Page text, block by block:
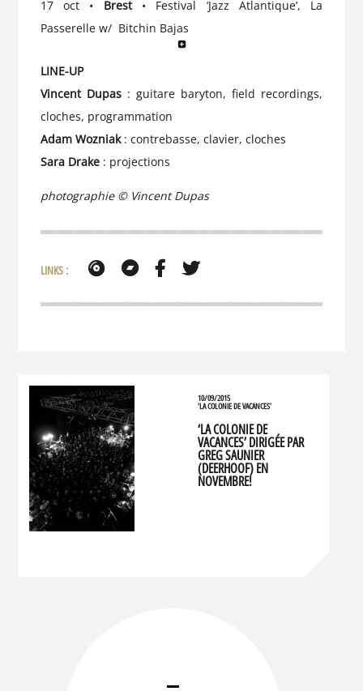
17 oct • Brest• Festival ‘Jazz Atlantique’, La
Passerelle w/ Bitchin Bajas
LINE-UP
Vincent Dupas: guitare baryton, field recordings,
cloches, programmation
Adam Wozniak: contrebasse, clavier, cloches
Sara Drake: projections
photographie © Vincent Dupas
LINKS :
10/09/2015
‘LA COLONIE DE VACANCES’
‘LA COLONIE DE
VACANCES’ DIRIGÉE PAR
GREG SAUNIER
(DEERHOOF) EN
NOVEMBRE!